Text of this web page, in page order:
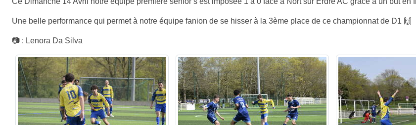
Une belle performance qui permet à notre équipe fanion de se hisser à la 3ème place de ce championnat de D1 🙌
📷 : Lenora Da Silva